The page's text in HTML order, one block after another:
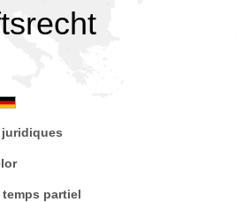
juridiques
temps partiel